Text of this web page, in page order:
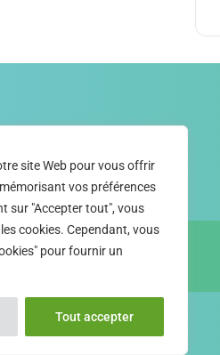
site Web pour vous offrir
vos préférences
sur "Accepter tout", vous
cookies. Cependant, vous
pour fournir un
Tout accepter
de la SNRPH
ICI POUR VOUS
ABONNER